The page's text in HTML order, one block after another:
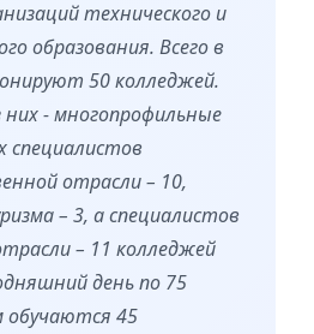
технического и
образования. Всего в
50 колледжей.
- многопрофильные
специалистов
отрасли – 10,
– 3, а специалистов
– 11 колледжей
день по 75
обучаются 45